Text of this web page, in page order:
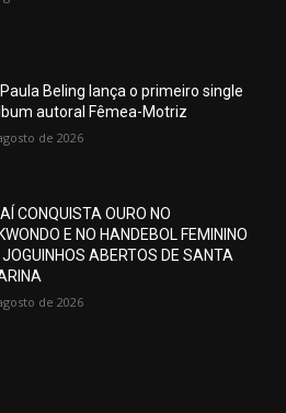
Beling lança o primeiro single
autoral Fêmea-Motriz
de 2026
CONQUISTA OURO NO
E NO HANDEBOL FEMININO
JOGUINHOS ABERTOS DE SANTA
de 2026